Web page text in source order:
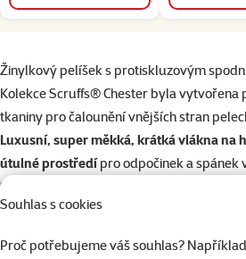
Souhlas s cookies
Proč potřebujeme váš souhlas?
superzoo.product.detail.content
Žinylkový pelíšek s protiskluzovým
Kolekce Scruffs® Chester byla vytvořena
tkaniny pro čalounění vnějších stran
Luxusní, super měkká, krátká vlákna na
útulné prostředípro odpočinek a spánek
Spodní část pelechů
Lze prát v pračce na max. 30 stupňů.